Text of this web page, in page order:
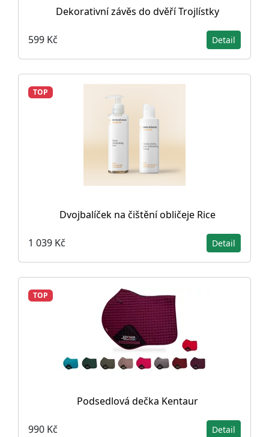
Dekorativní závěs do dvěří Trojlístky
599 Kč Detail
TOP
Dvojbalíček na čištění obličeje Rice
1 039 Kč Detail
TOP
Podsedlová dečka Kentaur
990 Kč Detail